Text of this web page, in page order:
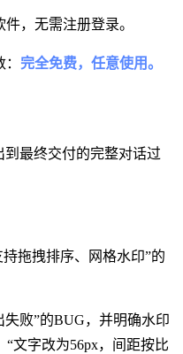
，无需注册登录。
完全免费，任意使用。
最终交付的完整对话过
拖拽排序、网格水印”的
败”的BUG，并明确水印
“文字改为56px，间距按比